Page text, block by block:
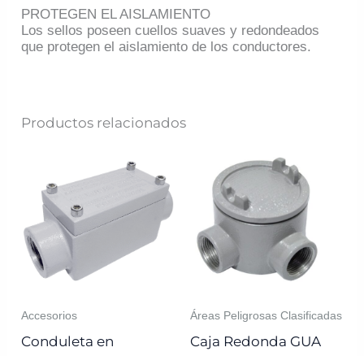
PROTEGEN EL AISLAMIENTO
Los sellos poseen cuellos suaves y redondeados
que protegen el aislamiento de los conductores.
Productos relacionados
Accesorios
Conduleta en
Áreas Peligrosas Clasificadas
Caja Redonda GUA